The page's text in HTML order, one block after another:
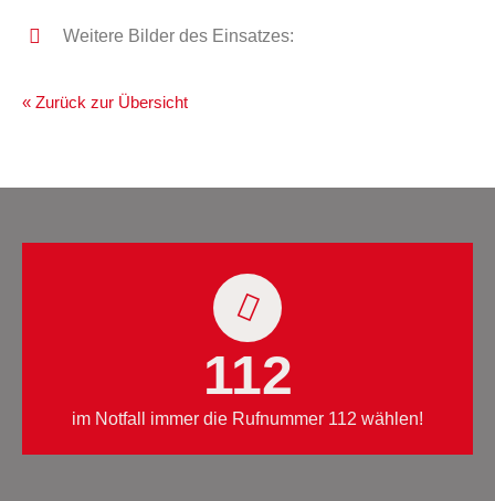
Weitere Bilder des Einsatzes:
« Zurück zur Übersicht
112
im Notfall immer die Rufnummer 112 wählen!